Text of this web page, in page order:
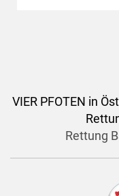
VIER PFOTEN in
Rettung